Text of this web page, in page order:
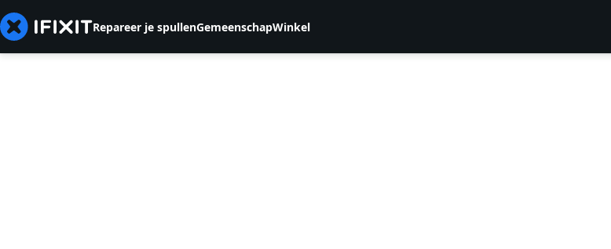
Repareer je spullenGemeenschapWinkel